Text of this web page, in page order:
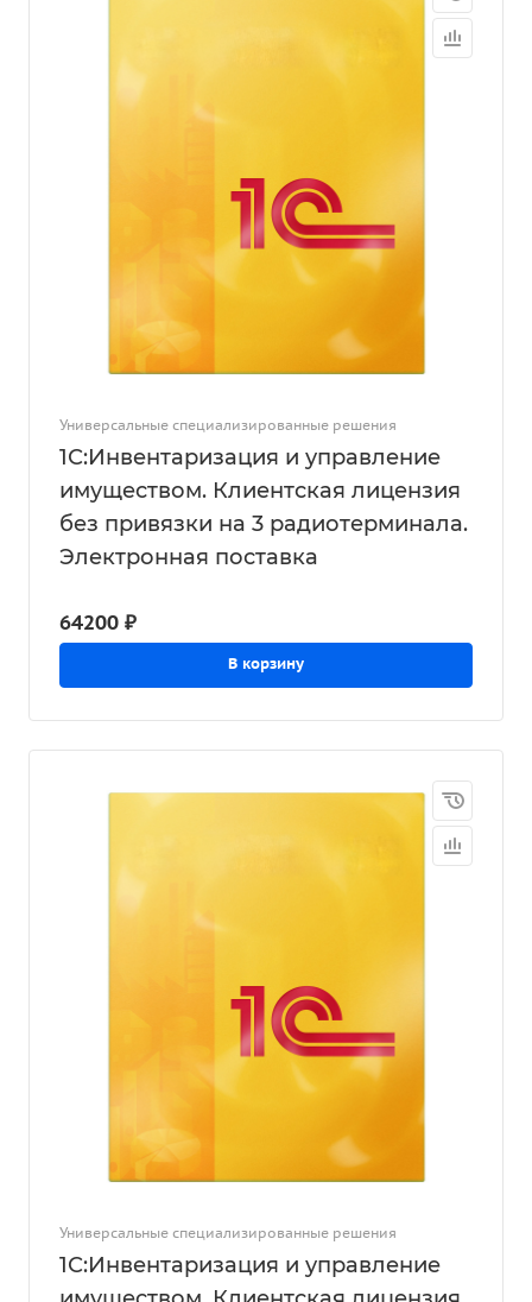
Универсальные специализированные решения
1С:Инвентаризация и управление
имуществом. Клиентская лицензия
без привязки на 3 радиотерминала.
Электронная поставка
64200 ₽
В корзину
Универсальные специализированные решения
1С:Инвентаризация и управление